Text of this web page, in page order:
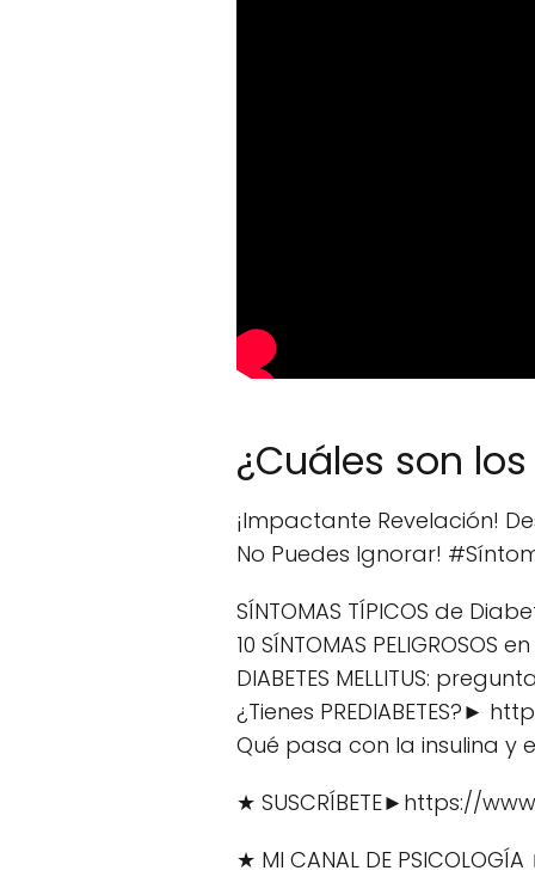
¿Cuáles son los
¡Impactante Revelación!
No Puedes Ignorar!
SÍNTOMAS TÍPICOS de
10 SÍNTOMAS
DIABETES MELLITUS:
¿Tienes PREDIABETES?►
Qué pasa con la insulina
★ SUSCRÍBETE►https://
★ MI CANAL DE